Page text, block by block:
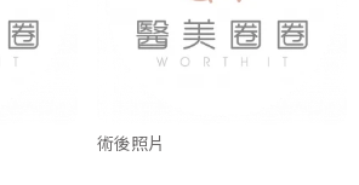
術後照片